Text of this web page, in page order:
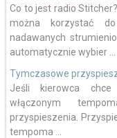
Co to jest radio
można korzystać
nadawanych
automatycznie wybier ...
Tymczasowe
Jeśli kierowca
włączonym
przyspieszenia.
tempoma ...